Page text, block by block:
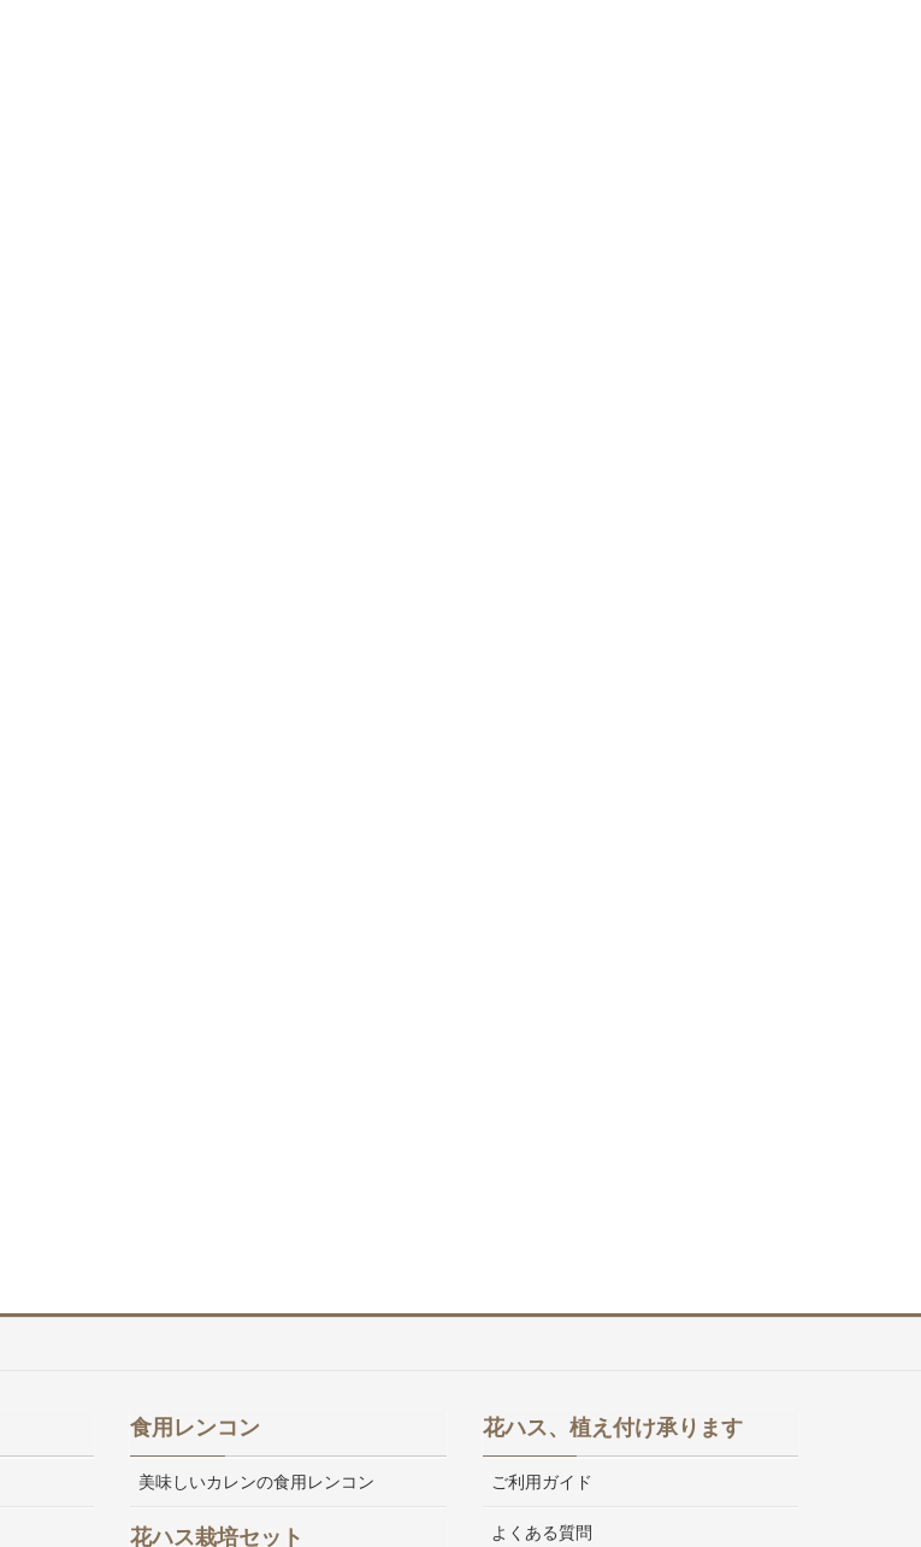
食用レンコン
美味しいカレンの食用レンコン
花ハス栽培セット
花ハス、植え付け承ります
ご利用ガイド
よくある質問